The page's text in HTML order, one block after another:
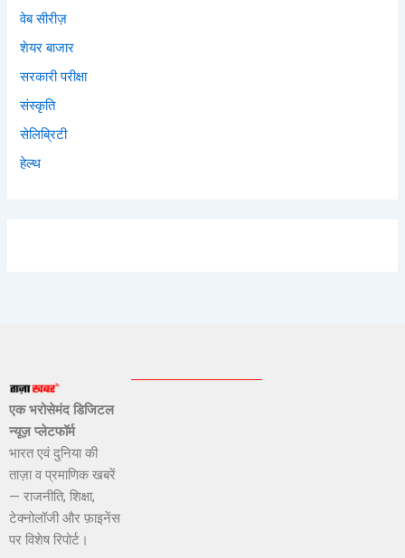
वेब सीरीज़
शेयर बाजार
सरकारी परीक्षा
संस्कृति
सेलिब्रिटी
हेल्थ
एक भरोसेमंद डिजिटल
न्यूज़ प्लेटफॉर्म
भारत एवं दुनिया की
ताज़ा व प्रमाणिक खबरें
— राजनीति, शिक्षा,
टेक्नोलॉजी और फ़ाइनेंस
पर विशेष रिपोर्ट।